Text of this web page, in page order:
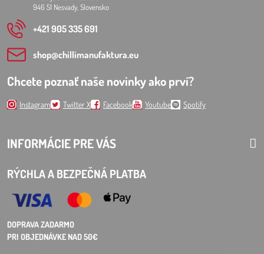
946 51 Nesvady, Slovensko
+421 905 335 691
shop​@chillimanufaktura​.eu
Chcete poznať naše novinky ako prví?
Instagram Twitter X Facebook Youtube Spotify
INFORMÁCIE PRE VÁS
RÝCHLA A BEZPEČNÁ PLATBA
DOPRAVA ZADARMO
PRI OBJEDNÁVKE NAD 50€